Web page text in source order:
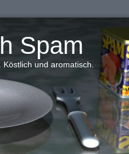
Spam
und aromatisch.